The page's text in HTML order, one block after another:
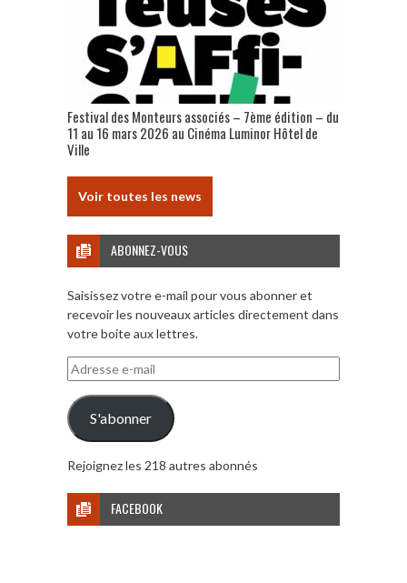
Festival des Monteurs associés – 7ème édition – du
11 au 16 mars 2026 au Cinéma Luminor Hôtel de
Ville
Voir toutes les news
ABONNEZ-VOUS
Saisissez votre e-mail pour vous abonner et
recevoir les nouveaux articles directement dans
votre boite aux lettres.
Adresse
e-
mail
S'abonner
Rejoignez les 218 autres abonnés
FACEBOOK